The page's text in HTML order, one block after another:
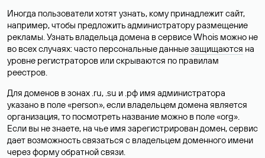
Иногда пользователи хотят узнать, кому принадлежит сайт,
например, чтобы предложить администратору размещение
рекламы. Узнать владельца домена в сервисе Whois можно не
во всех случаях: часто персональные данныезащищаются на
уровне регистраторов или скрываются по правилам
реестров.
Для доменов в зонах .ru, .su и .рф имя администратора
указано в поле «person», если владельцем домена является
организация, то посмотреть название можно в поле «org».
Если вы не знаете, на чье имя зарегистрирован домен, сервис
дает возможность связаться с владельцем доменного имени
через форму обратной связи.